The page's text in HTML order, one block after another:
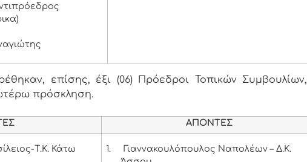
επίσης, έξι (06) Πρόεδροι Τοπικών Συμβουλίων,
πρόσκληση.
ΑΠΟΝΤΕΣ
Τ.Κ. Κάτω
1.
Γιαννακουλόπουλος Ναπολέων – Δ.Κ.